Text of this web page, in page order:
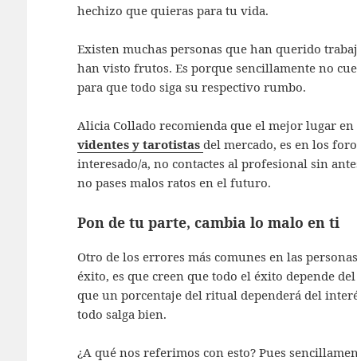
hechizo que quieras para tu vida.
Existen muchas personas que han querido
han visto frutos. Es porque sencillamente no
para que todo siga su respectivo rumbo.
Alicia Collado recomienda que el mejor lugar
videntes y tarotistas del mercado, es en los
interesado/a, no contactes al profesional sin
no pases malos ratos en el futuro.
Pon de tu parte, cambia lo malo en ti
Otro de los errores más comunes en las
éxito, es que creen que todo el éxito depende
que un porcentaje del ritual dependerá del
todo salga bien.
¿A qué nos referimos con esto? Pues